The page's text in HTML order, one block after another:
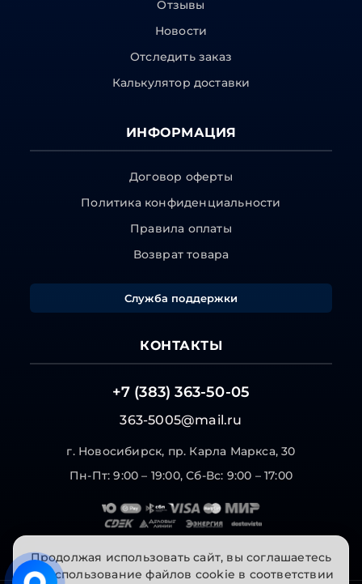
Отзывы
Новости
Отследить заказ
Калькулятор доставки
ИНФОРМАЦИЯ
Договор оферты
Политика конфиденциальности
Правила оплаты
Возврат товара
Служба поддержки
КОНТАКТЫ
+7 (383) 363-50-05
363-5005@mail.ru
г. Новосибирск, пр. Карла Маркса, 30
Пн-Пт: 9:00 – 19:00, Сб-Вс: 9:00 – 17:00
Продолжая использовать сайт, вы соглашаетесь
на использование файлов cookie в соответствии